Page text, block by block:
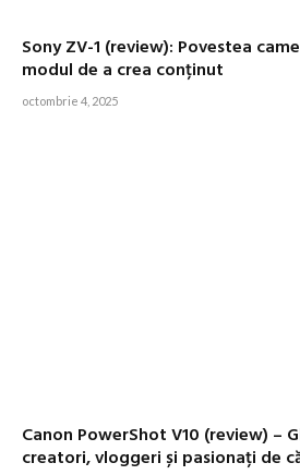
Sony ZV-1 (review): Povestea
modul de a crea conținut
octombrie 4, 2025
Canon PowerShot V10 (review) –
creatori, vloggeri și pasionați de